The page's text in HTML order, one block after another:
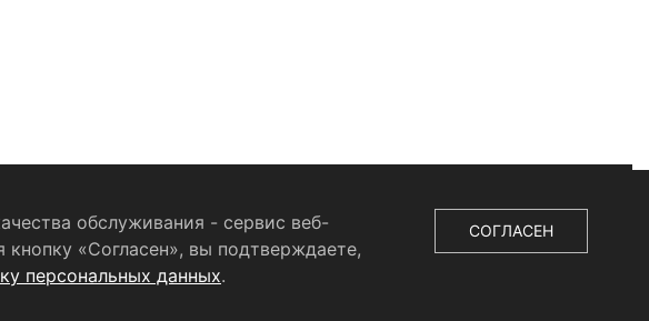
RSS-лента
от 07.12.2020 г.
обслуживания - сервис веб-
«Согласен», вы подтверждаете,
персональных данных.
СОГЛАСЕН